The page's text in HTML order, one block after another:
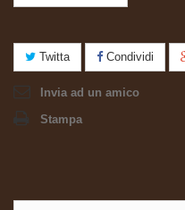
Twitta Condividi
Invia ad un amico
Stampa